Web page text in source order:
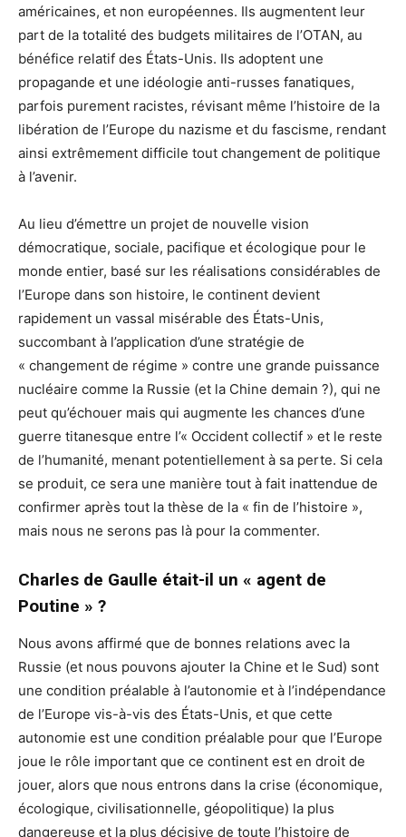
américaines, et non européennes. Ils augmentent leur
part de la totalité des budgets militaires de l’OTAN, au
bénéfice relatif des États-Unis. Ils adoptent une
propagande et une idéologie anti-russes fanatiques,
parfois purement racistes, révisant même l’histoire de la
libération de l’Europe du nazisme et du fascisme, rendant
ainsi extrêmement difficile tout changement de politique
à l’avenir.
Au lieu d’émettre un projet de nouvelle vision
démocratique, sociale, pacifique et écologique pour le
monde entier, basé sur les réalisations considérables de
l’Europe dans son histoire, le continent devient
rapidement un vassal misérable des États-Unis,
succombant à l’application d’une stratégie de
« changement de régime » contre une grande puissance
nucléaire comme la Russie (et la Chine demain ?), qui ne
peut qu’échouer mais qui augmente les chances d’une
guerre titanesque entre l’« Occident collectif » et le reste
de l’humanité, menant potentiellement à sa perte. Si cela
se produit, ce sera une manière tout à fait inattendue de
confirmer après tout la thèse de la « fin de l’histoire »,
mais nous ne serons pas là pour la commenter.
Charles de Gaulle était-il un « agent de
Poutine » ?
Nous avons affirmé que de bonnes relations avec la
Russie (et nous pouvons ajouter la Chine et le Sud) sont
une condition préalable à l’autonomie et à l’indépendance
de l’Europe vis-à-vis des États-Unis, et que cette
autonomie est une condition préalable pour que l’Europe
joue le rôle important que ce continent est en droit de
jouer, alors que nous entrons dans la crise (économique,
écologique, civilisationnelle, géopolitique) la plus
dangereuse et la plus décisive de toute l’histoire de